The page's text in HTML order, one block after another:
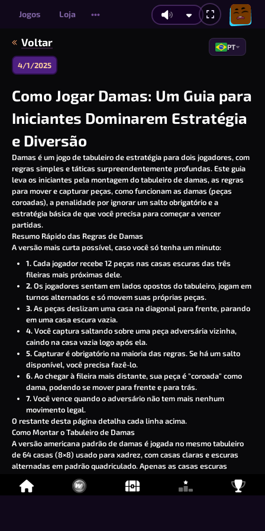
Jogos Loja •••
Voltar PT
4/1/2025
Como Jogar Damas: Um Guia para
Iniciantes Dominarem Estratégia
e Diversão
Damasé um jogo de tabuleiro de estratégia para dois jogadores, com
regras simples e táticas surpreendentemente profundas. Este guia
leva os iniciantes pela montagem do tabuleiro de damas, as regras
para mover e capturar peças, como funcionam as damas (peças
coroadas), a penalidade por ignorar um salto obrigatório e a
estratégia básica de que você precisa para começar a vencer
partidas.
Resumo Rápido das Regras de Damas
A versão mais curta possível, caso você só tenha um minuto:
1.Cada jogador recebe 12 peças nas casas escuras das três
fileiras mais próximas dele.
2.Os jogadores sentam em lados opostos do tabuleiro, jogam em
turnos alternados e só movem suas próprias peças.
3.As peças deslizam uma casa na diagonal para frente, parando
em uma casa escura vazia.
4.Você captura saltando sobre uma peça adversária vizinha,
caindo na casa vazia logo após ela.
5.Capturar é obrigatório na maioria das regras. Se há um salto
disponível, você precisa fazê-lo.
6.Ao chegar à fileira mais distante, sua peça é "coroada" como
dama, podendo se mover para frente e para trás.
7.Você vence quando o adversário não tem mais nenhum
movimento legal.
O restante desta página detalha cada linha acima.
Como Montar o Tabuleiro de Damas
A versão americana padrão de damas é jogada no mesmo tabuleiro
de 64 casas (8×8) usado para xadrez, com casas claras e escuras
alternadas em padrão quadriculado. Apenas as casas escuras
entram em jogo. As casas claras permanecem vazias durante toda a
partida.